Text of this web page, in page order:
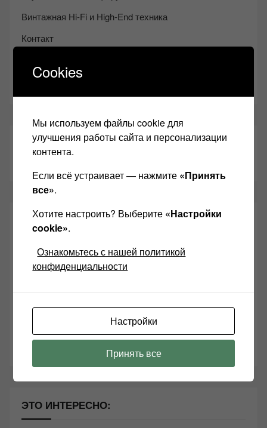
Винтажная Hi-Fi и High-End техника
Контакт
Youtube
ТАКЖЕ ЧИТАЕМ:
СВЕЖИЕ ЗАПИСИ
Возьмите друга в салон Hi-Fi техники
10 способов оптимизации потоковой музыки
Почему виниловые пластинки звучат так хорошо?
ЭТО ИНТЕРЕСНО:
Cookies
Мы используем файлы cookie для
улучшения работы сайта и персонализации
контента.
Если всё устраивает — нажмите «Принять
все».
Хотите настроить? Выберите «Настройки
cookie».
Ознакомьтесь с нашей политикой
конфиденциальности
Настройки
Принять все